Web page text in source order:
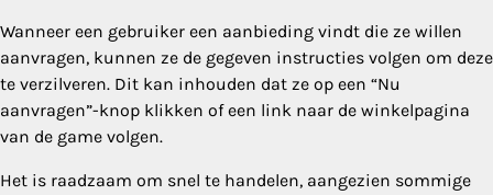
Wanneer een gebruiker een aanbieding vindt die ze willen
aanvragen, kunnen ze de gegeven instructies volgen om deze
te verzilveren. Dit kan inhouden dat ze op een “Nu
aanvragen”-knop klikken of een link naar de winkelpagina
van de game volgen.
Het is raadzaam om snel te handelen, aangezien sommige